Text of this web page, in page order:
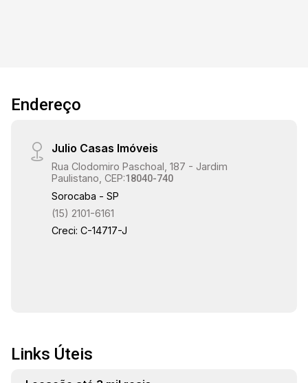
principais vias da cidade. Aproveite esta
oportunidade e venha conhecer seu novo lar!
Endereço
Julio Casas Imóveis
Rua Clodomiro Paschoal, 187 - Jardim
Paulistano, CEP:18040-740
Sorocaba - SP
(15) 2101-6161
Creci: C-14717-J
Links Úteis